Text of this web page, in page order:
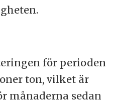
för perioden
ton, vilket är
månaderna sedan